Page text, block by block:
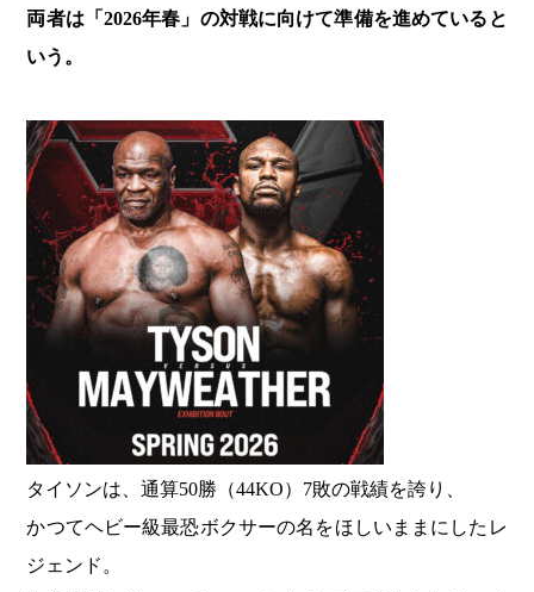
両者は「2026年春」の対戦に向けて準備を進めていると
いう。
タイソンは、通算50勝（44KO）7敗の戦績を誇り、
かつてヘビー級最恐ボクサーの名をほしいままにしたレ
ジェンド。